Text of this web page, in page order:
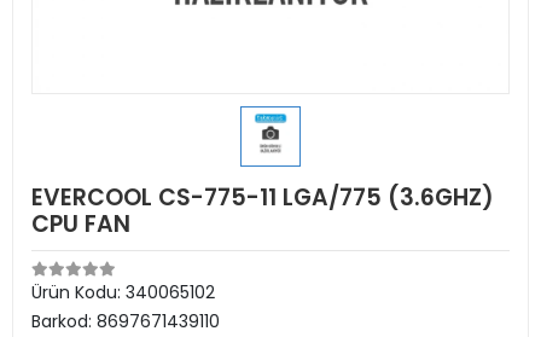
EVERCOOL CS-775-11 LGA/775 (3.6GHZ)
CPU FAN
Ürün Kodu: 340065102
Barkod: 8697671439110